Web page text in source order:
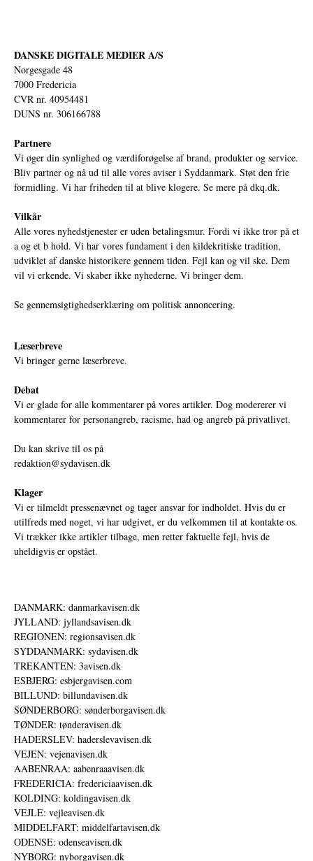
DANSKE DIGITALE MEDIER A/S
Norgesgade 48
7000 Fredericia
CVR nr. 40954481
DUNS nr. 306166788
Partnere
Vi øger din synlighed og værdiforøgelse af brand, produkter og service.
Bliv partner og nå ud til alle vores aviser i Syddanmark. Støt den frie
formidling. Vi har friheden til at blive klogere. Se mere på dkq.dk.
Vilkår
Alle vores nyhedstjenester er uden betalingsmur. Fordi vi ikke tror på et
a og et b hold. Vi har vores fundament i den kildekritiske tradition,
udviklet af danske historikere gennem tiden. Fejl kan og vil ske. Dem
vil vi erkende. Vi skaber ikke nyhederne. Vi bringer dem.
Se gennemsigtighedserklæring om politisk annoncering.
Læserbreve
Vi bringer gerne læserbreve.
Debat
Vi er glade for alle kommentarer på vores artikler. Dog modererer vi
kommentarer for personangreb, racisme, had og angreb på privatlivet.
Du kan skrive til os på
redaktion@sydavisen.dk
Klager
Vi er tilmeldt pressenævnet og tager ansvar for indholdet. Hvis du er
utilfreds med noget, vi har udgivet, er du velkommen til at kontakte os.
Vi trækker ikke artikler tilbage, men retter faktuelle fejl, hvis de
uheldigvis er opstået.
DANMARK: danmarkavisen.dk
JYLLAND: jyllandsavisen.dk
REGIONEN: regionsavisen.dk
SYDDANMARK: sydavisen.dk
TREKANTEN: 3avisen.dk
ESBJERG: esbjergavisen.com
BILLUND: billundavisen.dk
SØNDERBORG: sønderborgavisen.dk
TØNDER: tønderavisen.dk
HADERSLEV: haderslevavisen.dk
VEJEN: vejenavisen.dk
AABENRAA: aabenraaavisen.dk
FREDERICIA: fredericiaavisen.dk
KOLDING: koldingavisen.dk
VEJLE: vejleavisen.dk
MIDDELFART: middelfartavisen.dk
ODENSE: odenseavisen.dk
NYBORG: nyborgavisen.dk